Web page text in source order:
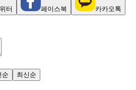
터 페이스북 카카오톡
순 최신순